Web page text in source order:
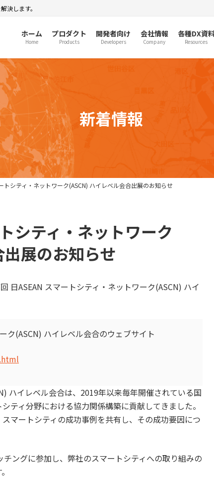
決します。
ホーム
Home
プロダクト
Products
開発者向け
Developers
会社情報
Company
各種DX資
Resources
新着情報
トシティ・ネットワーク(ASCN) ハイレベル会合出展のお知らせ
シティ・ネットワーク
展のお知らせ
日ASEAN スマートシティ・ネットワーク(ASCN) ハイ
ク(ASCN) ハイレベル会合のウェブサイト
ハイレベル会合は、2019年以来毎年開催されている国
ティ分野における協力関係構築に貢献してきました。
マートシティの成功事例を共有し、その成功要因につ
ングに参加し、弊社のスマートシティへの取り組みの